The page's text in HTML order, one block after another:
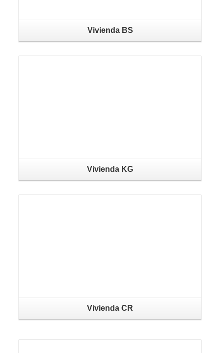
Vivienda BS
Vivienda KG
Vivienda CR